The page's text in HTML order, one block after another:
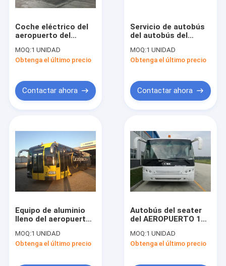
Sobre nosotros
Viaje de la fábrica
Noticias
Coche eléctrico del
aeropuerto del
aeropuerto
internacional de
MOQ:1 UNIDAD
Obtenga el último precio
Contactar ahora
Servicio de autobús
del autobús del
aeropuerto de
Cummins Engine al
MOQ:1 UNIDAD
Obtenga el último precio
Contactar ahora
Equipo de aluminio
lleno del aeropuerto
lanzadera del
aeropuerto de la
MOQ:1 UNIDAD
Obtenga el último precio
Autobús del seater
del AEROPUERTO 13
situación durable del
pasajero del autobús
MOQ:1 UNIDAD
Obtenga el último precio